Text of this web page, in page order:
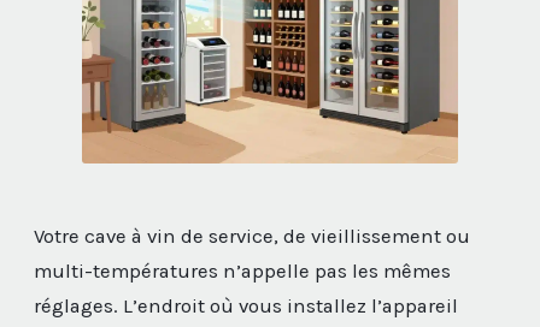
Votre cave à vin de service, de vieillissement ou
multi-températures n’appelle pas les mêmes
réglages. L’endroit où vous installez l’appareil